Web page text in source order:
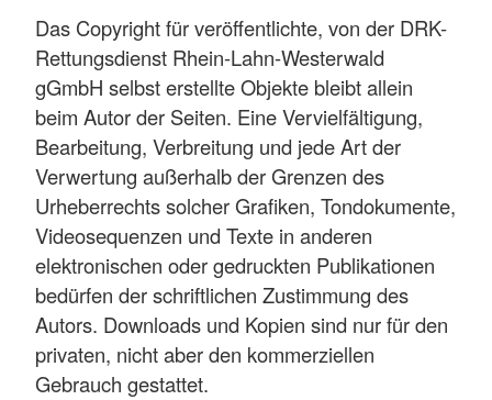
Das Copyright für veröffentlichte, von der DRK-
Rettungsdienst Rhein-Lahn-Westerwald
gGmbH selbst erstellte Objekte bleibt allein
beim Autor der Seiten. Eine Vervielfältigung,
Bearbeitung, Verbreitung und jede Art der
Verwertung außerhalb der Grenzen des
Urheberrechts solcher Grafiken, Tondokumente,
Videosequenzen und Texte in anderen
elektronischen oder gedruckten Publikationen
bedürfen der schriftlichen Zustimmung des
Autors. Downloads und Kopien sind nur für den
privaten, nicht aber den kommerziellen
Gebrauch gestattet.